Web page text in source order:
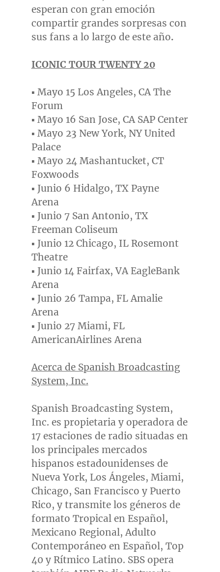
esperan con gran emoción
compartir grandes sorpresas con
sus fans a lo largo de este año.
ICONIC TOUR TWENTY 20
▪ Mayo 15 Los Angeles, CAThe
Forum
▪ Mayo 16 San Jose, CASAP Center
▪ Mayo 23 New York, NYUnited
Palace
▪ Mayo 24 Mashantucket, CT
Foxwoods
▪ Junio 6 Hidalgo, TXPayne
Arena
▪ Junio 7 San Antonio, TX
Freeman Coliseum
▪ Junio 12 Chicago, ILRosemont
Theatre
▪ Junio 14 Fairfax, VAEagleBank
Arena
▪ Junio 26 Tampa, FLAmalie
Arena
▪ Junio 27 Miami, FL
AmericanAirlines Arena
Acerca de Spanish Broadcasting
System, Inc.
Spanish Broadcasting System,
Inc. es propietaria y operadora de
17 estaciones de radio situadas en
los principales mercados
hispanos estadounidenses de
Nueva York, Los Ángeles, Miami,
Chicago, San Francisco y Puerto
Rico, y transmite los géneros de
formato Tropical en Español,
Mexicano Regional, Adulto
Contemporáneo en Español, Top
40 y Rítmico Latino. SBS opera